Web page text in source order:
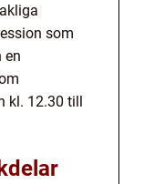
som
en
kl. 12.30 till